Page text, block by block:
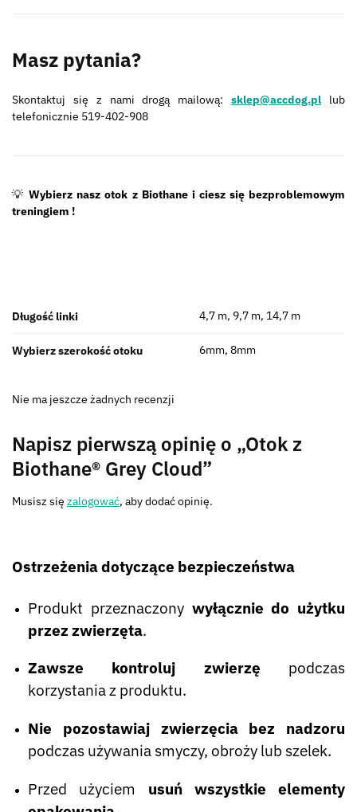
Masz pytania?
Skontaktuj się z nami drogą mailową:sklep@accdog.pl lub
telefonicznie 519-402-908
💡Wybierz nasz otok z Biothane i ciesz się bezproblemowym
treningiem !
Długość linki 4,7 m, 9,7 m, 14,7 m
Wybierz szerokość otoku 6mm, 8mm
Nie ma jeszcze żadnych recenzji
Napisz pierwszą opinię o „Otok z
Biothane® Grey Cloud”
Musisz się zalogować, aby dodać opinię.
Ostrzeżenia dotyczące bezpieczeństwa
Produkt przeznaczony wyłącznie do użytku
przez zwierzęta.
Zawsze kontroluj zwierzę podczas
korzystania z produktu.
Nie pozostawiaj zwierzęcia bez nadzoru
podczas używania smyczy, obroży lub szelek.
Przed użyciem usuń wszystkie elementy